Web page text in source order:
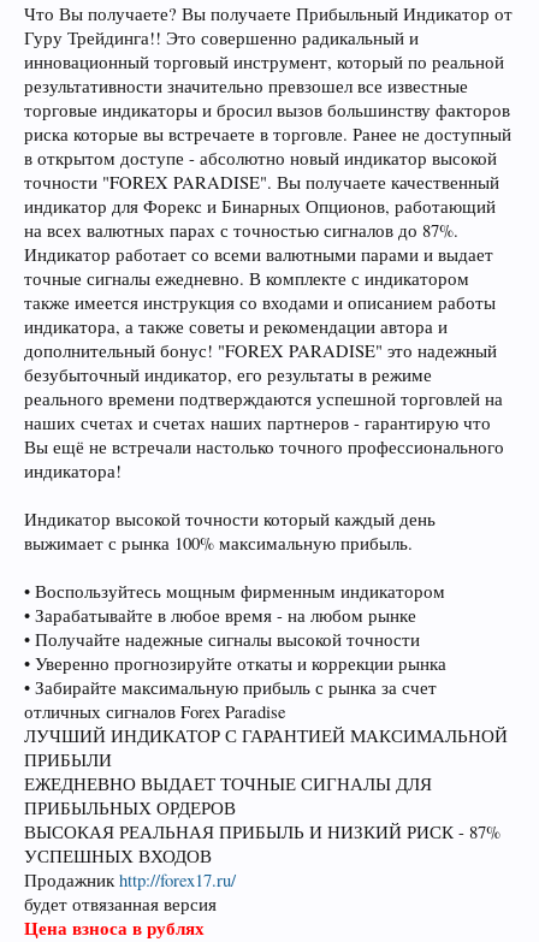
Что Вы получаете? Вы получаете Прибыльный Индикатор от
Гуру Трейдинга!! Это совершенно радикальный и
инновационный торговый инструмент, который по реальной
результативности значительно превзошел все известные
торговые индикаторы и бросил вызов большинству факторов
риска которые вы встречаете в торговле. Ранее не доступный
в открытом доступе - абсолютно новый индикатор высокой
точности "FOREX PARADISE". Вы получаете качественный
индикатор для Форекс и Бинарных Опционов, работающий
на всех валютных парах с точностью сигналов до 87%.
Индикатор работает со всеми валютными парами и выдает
точные сигналы ежедневно. В комплекте с индикатором
также имеется инструкция со входами и описанием работы
индикатора, а также советы и рекомендации автора и
дополнительный бонус! "FOREX PARADISE" это надежный
безубыточный индикатор, его результаты в режиме
реального времени подтверждаются успешной торговлей на
наших счетах и счетах наших партнеров - гарантирую что
Вы ещё не встречали настолько точного профессионального
индикатора!
Индикатор высокой точности который каждый день
выжимает с рынка 100% максимальную прибыль.
• Воспользуйтесь мощным фирменным индикатором
• Зарабатывайте в любое время - на любом рынке
• Получайте надежные сигналы высокой точности
• Уверенно прогнозируйте откаты и коррекции рынка
• Забирайте максимальную прибыль с рынка за счет
отличных сигналов Forex Paradise
ЛУЧШИЙ ИНДИКАТОР С ГАРАНТИЕЙ МАКСИМАЛЬНОЙ
ПРИБЫЛИ
ЕЖЕДНЕВНО ВЫДАЕТ ТОЧНЫЕ СИГНАЛЫ ДЛЯ
ПРИБЫЛЬНЫХ ОРДЕРОВ
ВЫСОКАЯ РЕАЛЬНАЯ ПРИБЫЛЬ И НИЗКИЙ РИСК - 87%
УСПЕШНЫХ ВХОДОВ
Продажникhttp://forex17.ru/
будет отвязанная версия
Цена взноса в рублях